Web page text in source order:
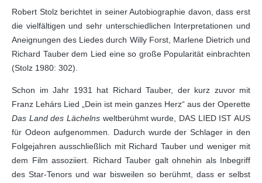
Robert Stolz berichtet in seiner Autobiographie davon, dass erst
die vielfältigen und sehr unterschiedlichen Interpretationen und
Aneignungen des Liedes durch Willy Forst, Marlene Dietrich und
Richard Tauber dem Lied eine so große Popularität einbrachten
(Stolz 1980: 302).
Schon im Jahr 1931 hat Richard Tauber, der kurz zuvor mit
Franz Lehárs Lied „Dein ist mein ganzes Herz“ aus der Operette
Das Land des Lächelns weltberühmt wurde, DAS LIED IST AUS
für Odeon aufgenommen. Dadurch wurde der Schlager in den
Folgejahren ausschließlich mit Richard Tauber und weniger mit
dem Film assoziiert. Richard Tauber galt ohnehin als Inbegriff
des Star-Tenors und war bisweilen so berühmt, dass er selbst